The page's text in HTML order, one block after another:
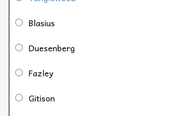
Blasius
Duesenberg
Fazley
Gitison